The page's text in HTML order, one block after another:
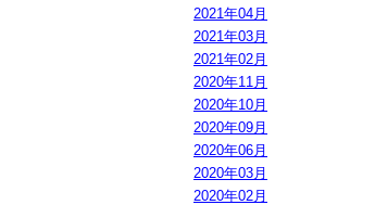
2021年04月
2021年03月
2021年02月
2020年11月
2020年10月
2020年09月
2020年06月
2020年03月
2020年02月